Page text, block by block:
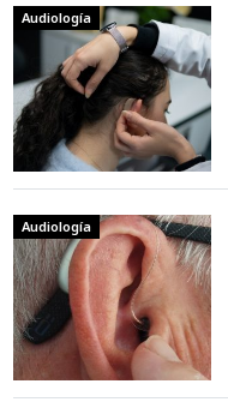
Audiología
Audiología